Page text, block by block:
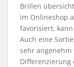
Brillen
im Onlineshop
favorisiert,
Auch eine
sehr angenehm
Differenzierung